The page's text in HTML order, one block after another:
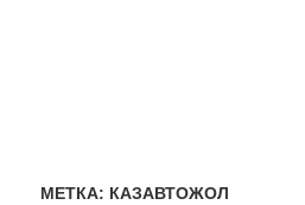
МЕТКА: КАЗАВТОЖОЛ